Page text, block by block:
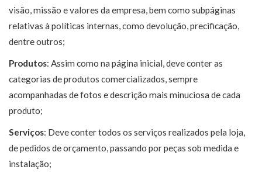
visão, missão e valores da empresa, bem como subpáginas
relativas à políticas internas, como devolução, precificação,
dentre outros;
Produtos: Assim como na página inicial, deve conter as
categorias de produtos comercializados, sempre
acompanhadas de fotos e descrição mais minuciosa de cada
produto;
Serviços: Deve conter todos os serviços realizados pela loja,
de pedidos de orçamento, passando por peças sob medida e
instalação;